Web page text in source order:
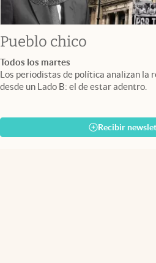
Pueblo chico
Todos los martes
Los periodistas de política analizan la
desde un Lado B: el de estar adentro.
Recibir